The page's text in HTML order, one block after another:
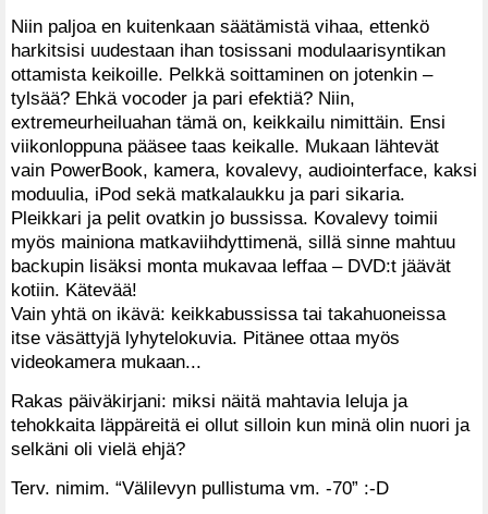
Niin paljoa en kuitenkaan säätämistä vihaa, ettenkö
harkitsisi uudestaan ihan tosissani modulaarisyntikan
ottamista keikoille. Pelkkä soittaminen on jotenkin –
tylsää? Ehkä vocoder ja pari efektiä? Niin,
extremeurheiluahan tämä on, keikkailu nimittäin. Ensi
viikonloppuna pääsee taas keikalle. Mukaan lähtevät
vain PowerBook, kamera, kovalevy, audiointerface, kaksi
moduulia, iPod sekä matkalaukku ja pari sikaria.
Pleikkari ja pelit ovatkin jo bussissa. Kovalevy toimii
myös mainiona matkaviihdyttimenä, sillä sinne mahtuu
backupin lisäksi monta mukavaa leffaa – DVD:t jäävät
kotiin. Kätevää!
Vain yhtä on ikävä: keikkabussissa tai takahuoneissa
itse väsättyjä lyhytelokuvia. Pitänee ottaa myös
videokamera mukaan...
Rakas päiväkirjani: miksi näitä mahtavia leluja ja
tehokkaita läppäreitä ei ollut silloin kun minä olin nuori ja
selkäni oli vielä ehjä?
Terv. nimim. “Välilevyn pullistuma vm. -70” :-D